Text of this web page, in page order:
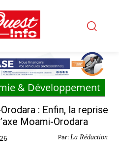
& Développement
: Enfin, la reprise
Moami-Orodara
Par: La Rédaction